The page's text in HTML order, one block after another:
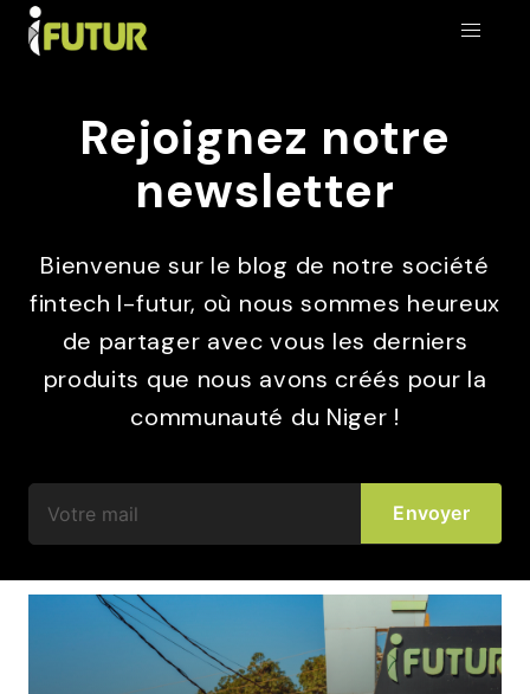
Rejoignez notre
newsletter
Bienvenue sur le blog de notre société
fintech I-futur, où nous sommes heureux
de partager avec vous les derniers
produits que nous avons créés pour la
communauté du Niger !